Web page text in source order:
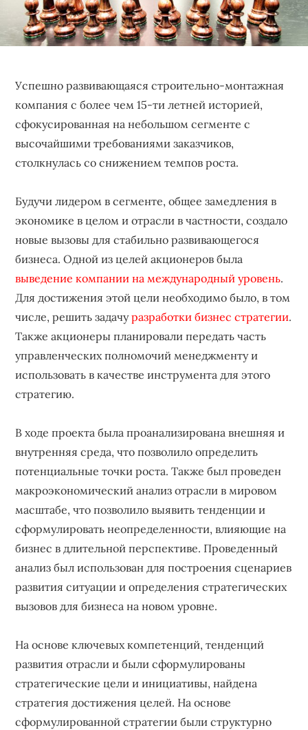
устойчивые
конкурентные
преимущества.
Успешно развивающаяся строительно-монтажная
компания с более чем 15-ти летней историей,
сфокусированная на небольшом сегменте с
высочайшими требованиями заказчиков,
столкнулась со снижением темпов роста.
Будучи лидером в сегменте, общее замедления в
экономике в целом и отрасли в частности, создало
новые вызовы для стабильно развивающегося
бизнеса. Одной из целей акционеров была
выведение компании на международный уровень.
Для достижения этой цели необходимо было, в том
числе, решить задачуразработки бизнес стратегии.
Также акционеры планировали передать часть
управленческих полномочий менеджменту и
использовать в качестве инструмента для этого
стратегию.
В ходе проекта была проанализирована внешняя и
внутренняя среда, что позволило определить
потенциальные точки роста. Также был проведен
макроэкономический анализ отрасли в мировом
масштабе, что позволило выявить тенденции и
сформулировать неопределенности, влияющие на
бизнес в длительной перспективе. Проведенный
анализ был использован для построения сценариев
развития ситуации и определения стратегических
вызовов для бизнеса на новом уровне.
На основе ключевых компетенций, тенденций
развития отрасли и были сформулированы
стратегические цели и инициативы, найдена
стратегия достижения целей. На основе
сформулированной стратегии были структурно